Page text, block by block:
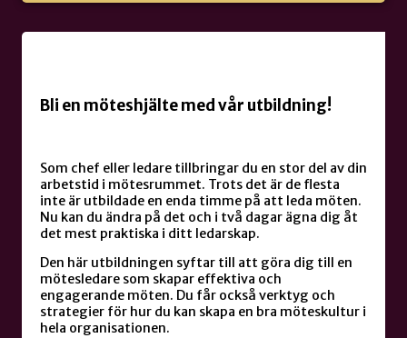
Bli en möteshjälte med vår utbildning!
Som chef eller ledare tillbringar du en stor del av din
arbetstid i mötesrummet. Trots det är de flesta
inte är utbildade en enda timme på att leda möten.
Nu kan du ändra på det och i två dagar ägna dig åt
det mest praktiska i ditt ledarskap.
Den här utbildningen syftar till att göra dig till en
mötesledare som skapar effektiva och
engagerande möten. Du får också verktyg och
strategier för hur du kan skapa en bra möteskultur i
hela organisationen.